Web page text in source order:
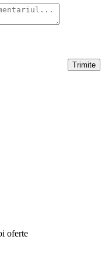
Trimite
oferte